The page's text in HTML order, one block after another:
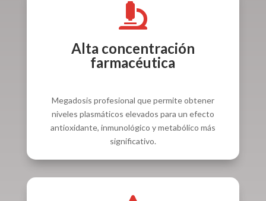

Alta concentración
farmacéutica
Megadosis profesional que permite obtener
niveles plasmáticos elevados para un efecto
antioxidante, inmunológico y metabólico más
significativo.